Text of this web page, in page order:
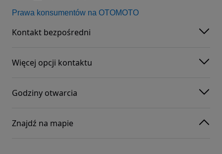
Prawa konsumentów na OTOMOTO
Kontakt bezpośredni
Więcej opcji kontaktu
Godziny otwarcia
Znajdź na mapie